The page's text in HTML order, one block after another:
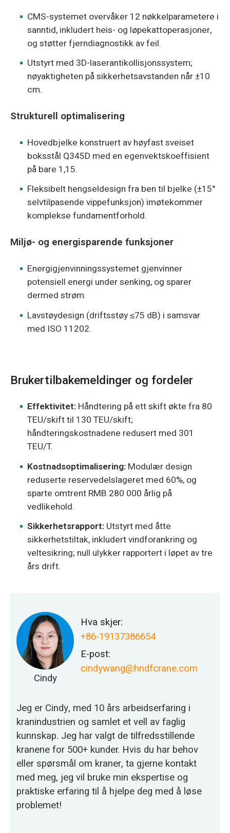
CMS-systemet overvåker 12 nøkkelparametere i
sanntid, inkludert heis- og løpekattoperasjoner,
og støtter fjerndiagnostikk av feil.
Utstyrt med 3D-laserantikollisjonssystem;
nøyaktigheten på sikkerhetsavstanden når ±10
cm.
Strukturell optimalisering
Hovedbjelke konstruert av høyfast sveiset
boksstål Q345D med en egenvektskoeffisient
på bare 1,15.
Fleksibelt hengseldesign fra ben til bjelke (±15°
selvtilpasende vippefunksjon) imøtekommer
komplekse fundamentforhold.
Miljø- og energisparende funksjoner
Energigjenvinningssystemet gjenvinner
potensiell energi under senking, og sparer
dermed strøm.
Lavstøydesign (driftsstøy ≤75 dB) i samsvar
med ISO 11202.
Brukertilbakemeldinger og fordeler
Effektivitet: Håndtering på ett skift økte fra 80
TEU/skift til 130 TEU/skift;
håndteringskostnadene redusert med 301
TEU/T.
Kostnadsoptimalisering: Modulær design
reduserte reservedelslageret med 60%, og
sparte omtrent RMB 280 000 årlig på
vedlikehold.
Sikkerhetsrapport: Utstyrt med åtte
sikkerhetstiltak, inkludert vindforankring og
veltesikring; null ulykker rapportert i løpet av tre
års drift.
Cindy
Hva skjer:
+86-19137386654
E-post:
cindywang@hndfcrane.com
Jeg er Cindy, med 10 års arbeidserfaring i
kranindustrien og samlet et vell av faglig
kunnskap. Jeg har valgt de tilfredsstillende
kranene for 500+ kunder. Hvis du har behov
eller spørsmål om kraner, ta gjerne kontakt
med meg, jeg vil bruke min ekspertise og
praktiske erfaring til å hjelpe deg med å løse
problemet!